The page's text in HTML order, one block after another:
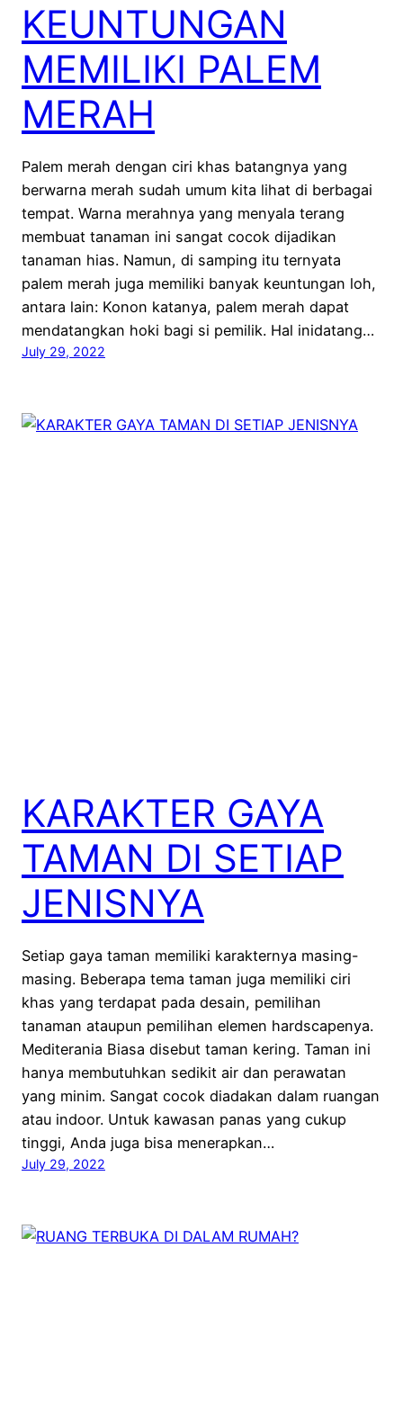
KEUNTUNGAN
MEMILIKI PALEM
MERAH
Palem merah dengan ciri khas batangnya yang
berwarna merah sudah umum kita lihat di berbagai
tempat. Warna merahnya yang menyala terang
membuat tanaman ini sangat cocok dijadikan
tanaman hias. Namun, di samping itu ternyata
palem merah juga memiliki banyak keuntungan loh,
antara lain: Konon katanya, palem merah dapat
mendatangkan hoki bagi si pemilik. Hal inidatang…
July 29, 2022
KARAKTER GAYA
TAMAN DI SETIAP
JENISNYA
Setiap gaya taman memiliki karakternya masing-
masing. Beberapa tema taman juga memiliki ciri
khas yang terdapat pada desain, pemilihan
tanaman ataupun pemilihan elemen hardscapenya.
Mediterania Biasa disebut taman kering. Taman ini
hanya membutuhkan sedikit air dan perawatan
yang minim. Sangat cocok diadakan dalam ruangan
atau indoor. Untuk kawasan panas yang cukup
tinggi, Anda juga bisa menerapkan…
July 29, 2022